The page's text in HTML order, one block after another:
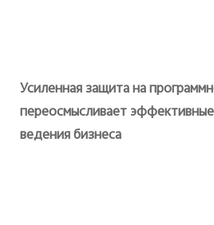
Усиленная защита на
переосмысливает
ведения бизнеса